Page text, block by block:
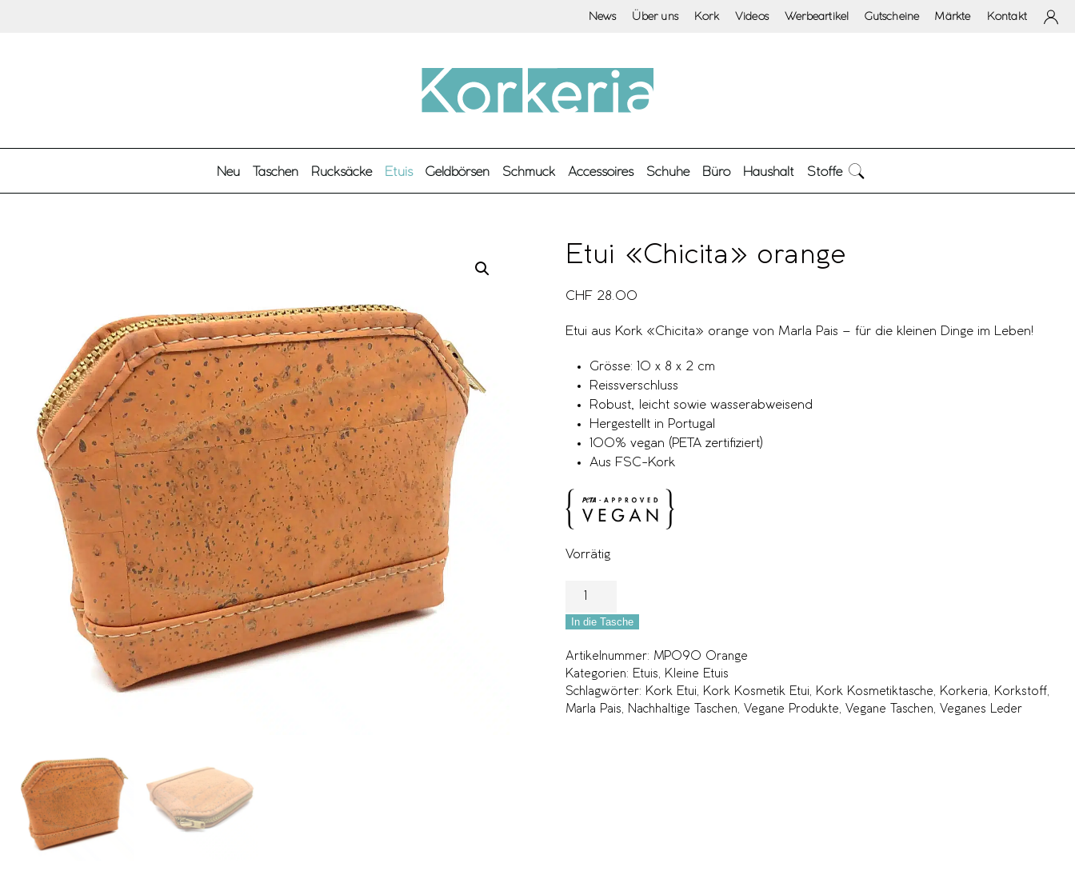
News Über uns Kork Videos Werbeartikel Gutscheine Märkte Kontakt
Neu Taschen Rucksäcke Etuis Geldbörsen Schmuck Accessoires Schuhe Büro Haushalt Stoffe
Etui «Chicita» orange
CHF 28.00
Etui aus Kork «Chicita» orange von Marla Pais – für die kleinen Dinge im Leben!
Grösse: 10 x 8 x 2 cm
Reissverschluss
Robust, leicht sowie wasserabweisend
Hergestellt in Portugal
100% vegan (PETA zertifiziert)
Aus FSC-Kork
Vorrätig
In die Tasche
Artikelnummer: MP090 Orange
Kategorien: Etuis
Kleine Etuis
Schlagwörter: Kork Etui Kork Kosmetik Etui Kork Kosmetiktasche Korkeria Korkstoff
Marla Pais
Nachhaltige Taschen Vegane Produkte Vegane Taschen Veganes Leder